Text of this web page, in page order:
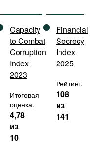
Capacity
to Combat
Corruption
Index
2023
Итоговая
оценка:
4,78
из
10
Financial
Secrecy
Index
2025
Рейтинг:
108
из
141